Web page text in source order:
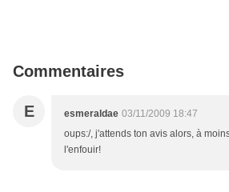
Commentaires
E esmeraldae 03/11/2009 18:47
oups:/, j'attends ton avis alors, à
l'enfouir!